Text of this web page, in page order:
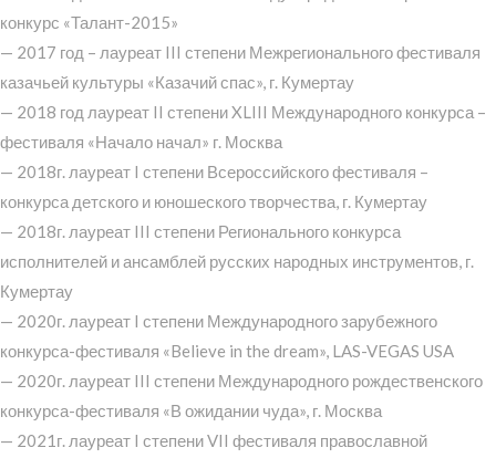
конкурс «Талант-2015»
— 2017 год – лауреат III степени Межрегионального фестиваля
казачьей культуры «Казачий спас», г. Кумертау
— 2018 год лауреат II степени XLIII Международного конкурса –
фестиваля «Начало начал» г. Москва
— 2018г. лауреат I степени Всероссийского фестиваля –
конкурса детского и юношеского творчества, г. Кумертау
— 2018г. лауреат III степени Регионального конкурса
исполнителей и ансамблей русских народных инструментов, г.
Кумертау
— 2020г. лауреат I степени Международного зарубежного
конкурса-фестиваля «Believe in the dream», LAS-VEGAS USA
— 2020г. лауреат III степени Международного рождественского
конкурса-фестиваля «В ожидании чуда», г. Москва
— 2021г. лауреат I степени VII фестиваля православной